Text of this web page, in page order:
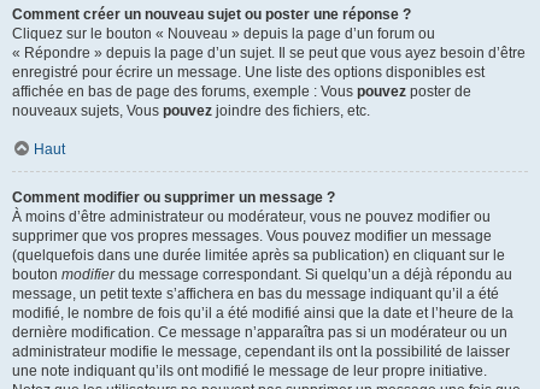
Comment créer un nouveau sujet ou poster une réponse ?
Cliquez sur le bouton « Nouveau » depuis la page d’un forum ou
« Répondre » depuis la page d’un sujet. Il se peut que vous ayez besoin d’être
enregistré pour écrire un message. Une liste des options disponibles est
affichée en bas de page des forums, exemple : Vous pouvez poster de
nouveaux sujets, Vous pouvez joindre des fichiers, etc.
Haut
Comment modifier ou supprimer un message ?
À moins d’être administrateur ou modérateur, vous ne pouvez modifier ou
supprimer que vos propres messages. Vous pouvez modifier un message
(quelquefois dans une durée limitée après sa publication) en cliquant sur le
bouton modifierdu message correspondant. Si quelqu’un a déjà répondu au
message, un petit texte s’affichera en bas du message indiquant qu’il a été
modifié, le nombre de fois qu’il a été modifié ainsi que la date et l’heure de la
dernière modification. Ce message n’apparaîtra pas si un modérateur ou un
administrateur modifie le message, cependant ils ont la possibilité de laisser
une note indiquant qu’ils ont modifié le message de leur propre initiative.